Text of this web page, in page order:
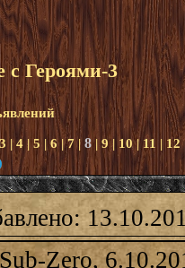
с Героями-3
3 |4 | 5 |6 |7| 8 | 9| 10|11 | 12
Zero,